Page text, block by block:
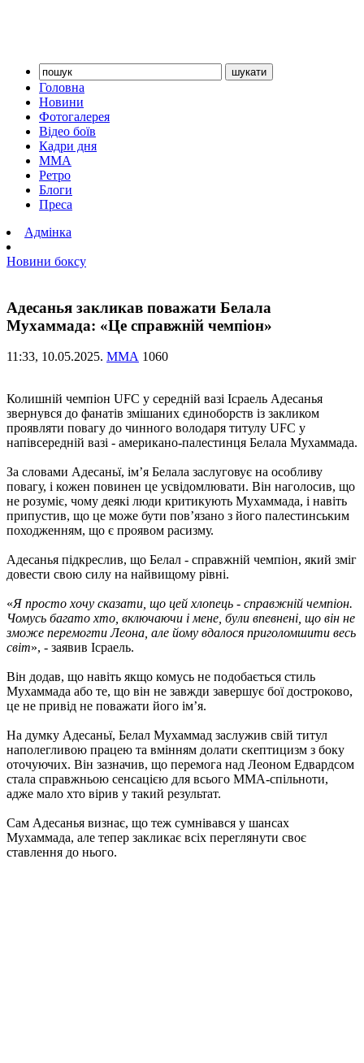
Головна
Новини
Фотогалерея
Відео боїв
Кадри дня
ММА
Ретро
Блоги
Преса
Адмінка
Новини боксу
Адесанья закликав поважати Белала
Мухаммада: «Це справжній чемпіон»
11:33, 10.05.2025. ММА 1060
Колишній чемпіон UFC у середній вазі Ісраель Адесанья
звернувся до фанатів змішаних єдиноборств із закликом
проявляти повагу до чинного володаря титулу UFC у
напівсередній вазі - американо-палестинця Белала Мухаммада.
За словами Адесаньї, ім’я Белала заслуговує на особливу
повагу, і кожен повинен це усвідомлювати. Він наголосив, що
не розуміє, чому деякі люди критикують Мухаммада, і навіть
припустив, що це може бути пов’язано з його палестинським
походженням, що є проявом расизму.
Адесанья підкреслив, що Белал - справжній чемпіон, який зміг
довести свою силу на найвищому рівні.
«Я просто хочу сказати, що цей хлопець - справжній чемпіон.
Чомусь багато хто, включаючи і мене, були впевнені, що він не
зможе перемогти Леона, але йому вдалося приголомшити весь
світ», - заявив Ісраель.
Він додав, що навіть якщо комусь не подобається стиль
Мухаммада або те, що він не завжди завершує бої достроково,
це не привід не поважати його ім’я.
На думку Адесаньї, Белал Мухаммад заслужив свій титул
наполегливою працею та вмінням долати скептицизм з боку
оточуючих. Він зазначив, що перемога над Леоном Едвардсом
стала справжньою сенсацією для всього ММА-спільноти,
адже мало хто вірив у такий результат.
Сам Адесанья визнає, що теж сумнівався у шансах
Мухаммада, але тепер закликає всіх переглянути своє
ставлення до нього.